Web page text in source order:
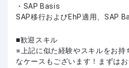
・SAP Basis
SAP移行およびEhP適用、SAP
歓迎スキル
上記に似た経験やスキルをお
なケースもございます！まずは